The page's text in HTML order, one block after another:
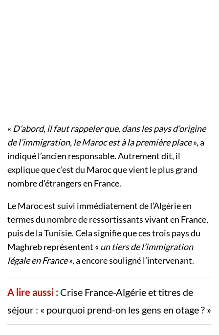
« D’abord, il faut rappeler que, dans les pays d’origine
de l’immigration, le Maroc est à la première place», a
indiqué l’ancien responsable. Autrement dit, il
explique que c’est du Maroc que vient le plus grand
nombre d’étrangers en France.
Le Maroc est suivi immédiatement de l’Algérie en
termes du nombre de ressortissants vivant en France,
puis de la Tunisie. Cela signifie que ces trois pays du
Maghreb représentent « un tiers de l’immigration
légale en France», a encore souligné l’intervenant.
A lire aussi : Crise France-Algérie et titres de
séjour : « pourquoi prend-on les gens en otage ? »